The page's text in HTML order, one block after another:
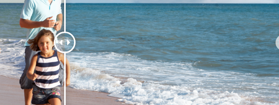
Servicios de Retoque de
Producto
Servicios de Retoque de Joyas Datos de Entrenamiento de IA